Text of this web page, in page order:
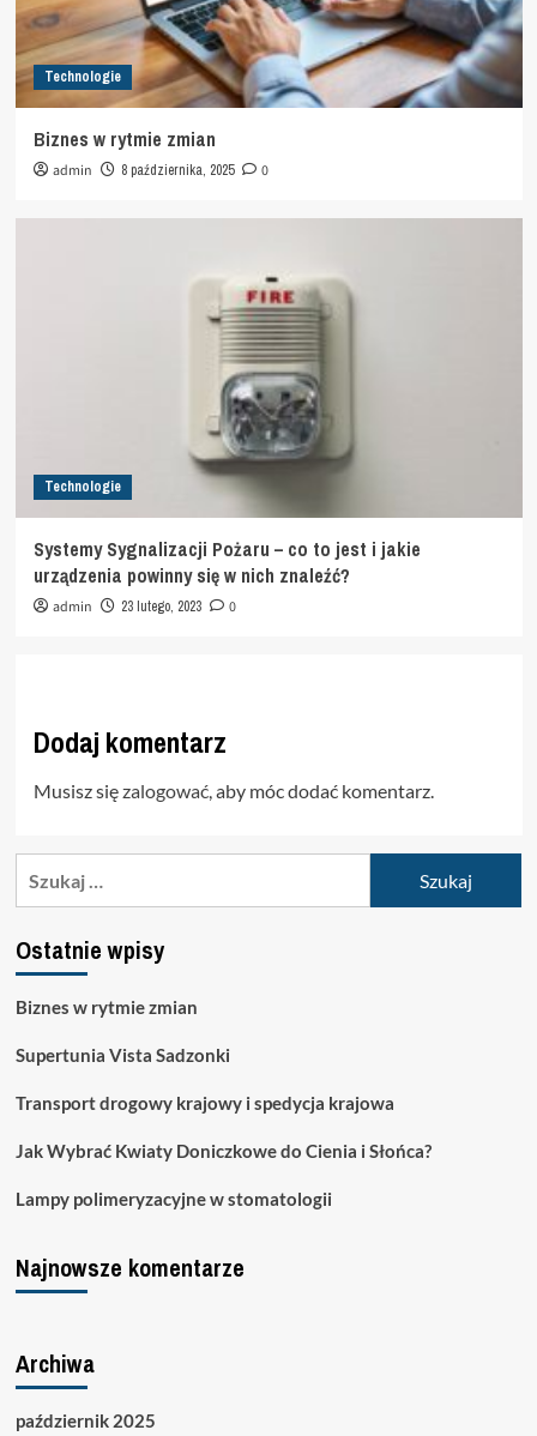
Technologie
Biznes w rytmie zmian
admin 8 października, 2025 0
Technologie
Systemy Sygnalizacji Pożaru – co to jest i jakie
urządzenia powinny się w nich znaleźć?
admin 23 lutego, 2023 0
Dodaj komentarz
Musisz sięzalogować, aby móc dodać komentarz.
Ostatnie wpisy
Biznes w rytmie zmian
Supertunia Vista Sadzonki
Transport drogowy krajowy i spedycja krajowa
Jak Wybrać Kwiaty Doniczkowe do Cienia i Słońca?
Lampy polimeryzacyjne w stomatologii
Najnowsze komentarze
Archiwa
październik 2025